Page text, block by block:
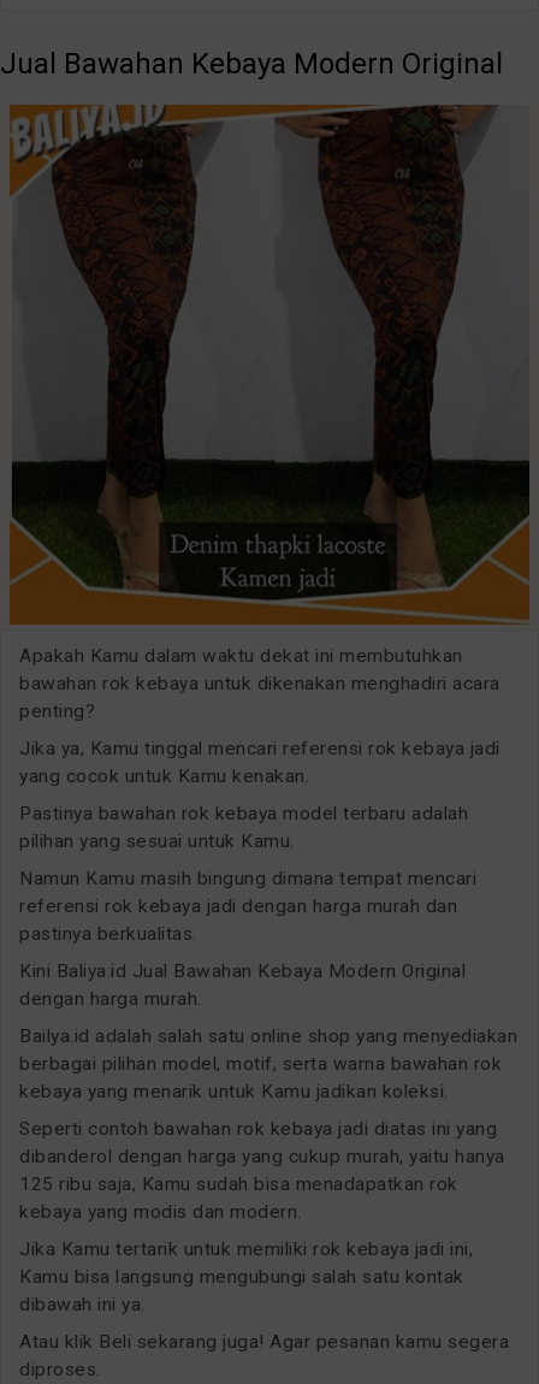
Jual Bawahan Kebaya Modern Original
Apakah Kamu dalam waktu dekat ini membutuhkan
bawahan rok kebaya untuk dikenakan menghadiri acara
penting?
Jika ya, Kamu tinggal mencari referensi rok kebaya jadi
yang cocok untuk Kamu kenakan.
Pastinya bawahan rok kebaya model terbaru adalah
pilihan yang sesuai untuk Kamu.
Namun Kamu masih bingung dimana tempat mencari
referensi rok kebaya jadi dengan harga murah dan
pastinya berkualitas.
Kini Baliya.id Jual Bawahan Kebaya Modern Original
dengan harga murah.
Bailya.id adalah salah satu online shop yang menyediakan
berbagai pilihan model, motif, serta warna bawahan rok
kebaya yang menarik untuk Kamu jadikan koleksi.
Seperti contoh bawahan rok kebaya jadi diatas ini yang
dibanderol dengan harga yang cukup murah, yaitu hanya
125 ribu saja, Kamu sudah bisa menadapatkan rok
kebaya yang modis dan modern.
Jika Kamu tertarik untuk memiliki rok kebaya jadi ini,
Kamu bisa langsung mengubungi salah satu kontak
dibawah ini ya.
Atau klik Beli sekarang juga! Agar pesanan kamu segera
diproses.